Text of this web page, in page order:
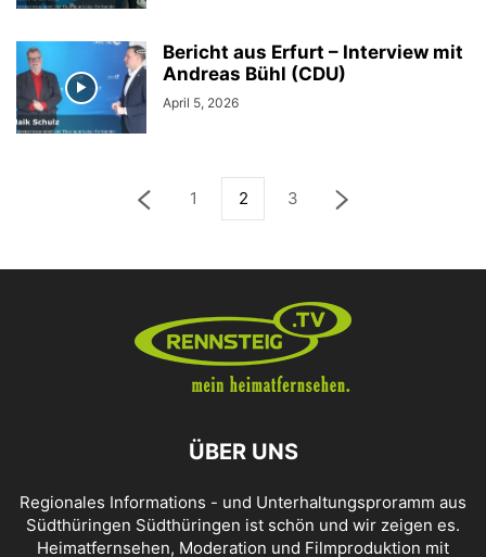
Bericht aus Erfurt – Interview mit
Andreas Bühl (CDU)
April 5, 2026
1 2 3
ÜBER UNS
Regionales Informations - und Unterhaltungsproramm aus
Südthüringen Südthüringen ist schön und wir zeigen es.
Heimatfernsehen, Moderation und Filmproduktion mit